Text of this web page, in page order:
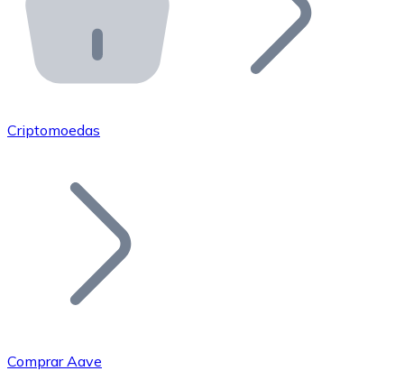
API Bitnovo
Integre nossa API no seu ecossistema.
Junte-se à nossa rede de revendedores e comercialize
Adicione o token do seu projeto ao nosso serviço de
Criptomoedas
Comprar Aave